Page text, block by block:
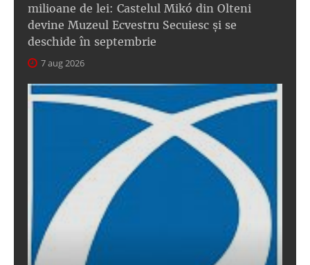
milioane de lei: Castelul Mikó din Olteni
devine Muzeul Ecvestru Secuiesc și se
deschide în septembrie
7 aug 2026